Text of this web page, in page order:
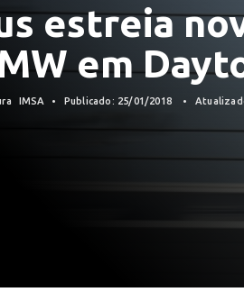
estreia
em
IMSA Publicado: 25/01/2018